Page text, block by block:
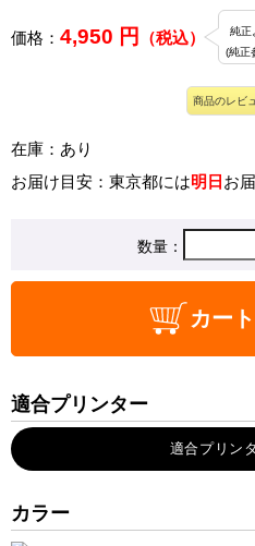
価格： 4,950 円 （税込） 純正
(純正
商品のレビ
在庫：あり
お届け目安：東京都には明日 お
数量：
カー
適合プリンター
LP-M620FC3
LP-M620FC9
LP-S520
カラー